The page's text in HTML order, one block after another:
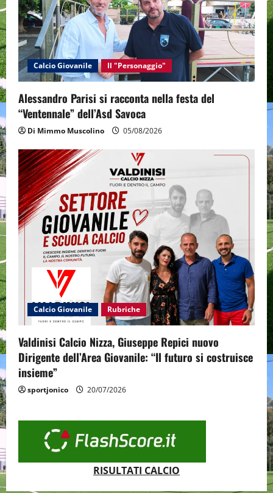
Calcio Giovanile Il "Personaggio"
Alessandro Parisi si racconta nella festa del
“Ventennale” dell’Asd Savoca
Di Mimmo Muscolino 05/08/2026
Calcio Giovanile Rubriche
Valdinisi Calcio Nizza, Giuseppe Repici nuovo
Dirigente dell’Area Giovanile: “Il futuro si costruisce
insieme”
sportjonico 20/07/2026
RISULTATI CALCIO